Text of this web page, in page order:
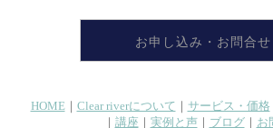
お申し込み・お問合せ